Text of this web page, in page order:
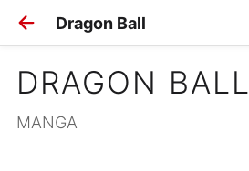
Dragon Ball
DRAGON BALL
MANGA